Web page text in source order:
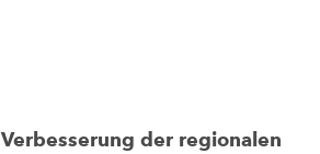
Verbesserung der regionalen